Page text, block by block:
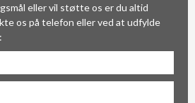
eller vil støtte os er du altid
os på telefon eller ved at udfylde